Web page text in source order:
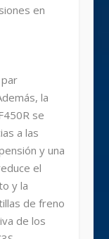
en
la
se
a las
y una
el
y la
de freno
de los